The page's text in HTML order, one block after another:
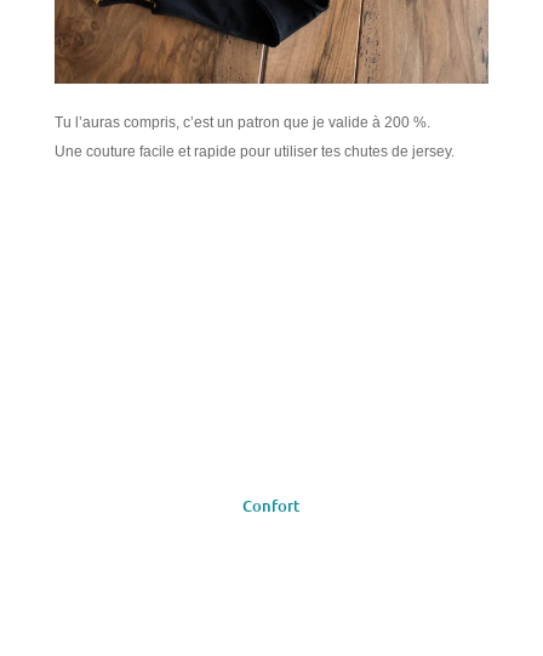
Tu l’auras compris, c’est un patron que je valide à 200 %.
Une couture facile et rapide pour utiliser tes chutes de jersey.
Confort